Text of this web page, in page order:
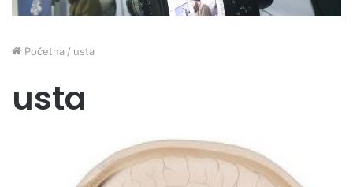
Početna / usta
usta